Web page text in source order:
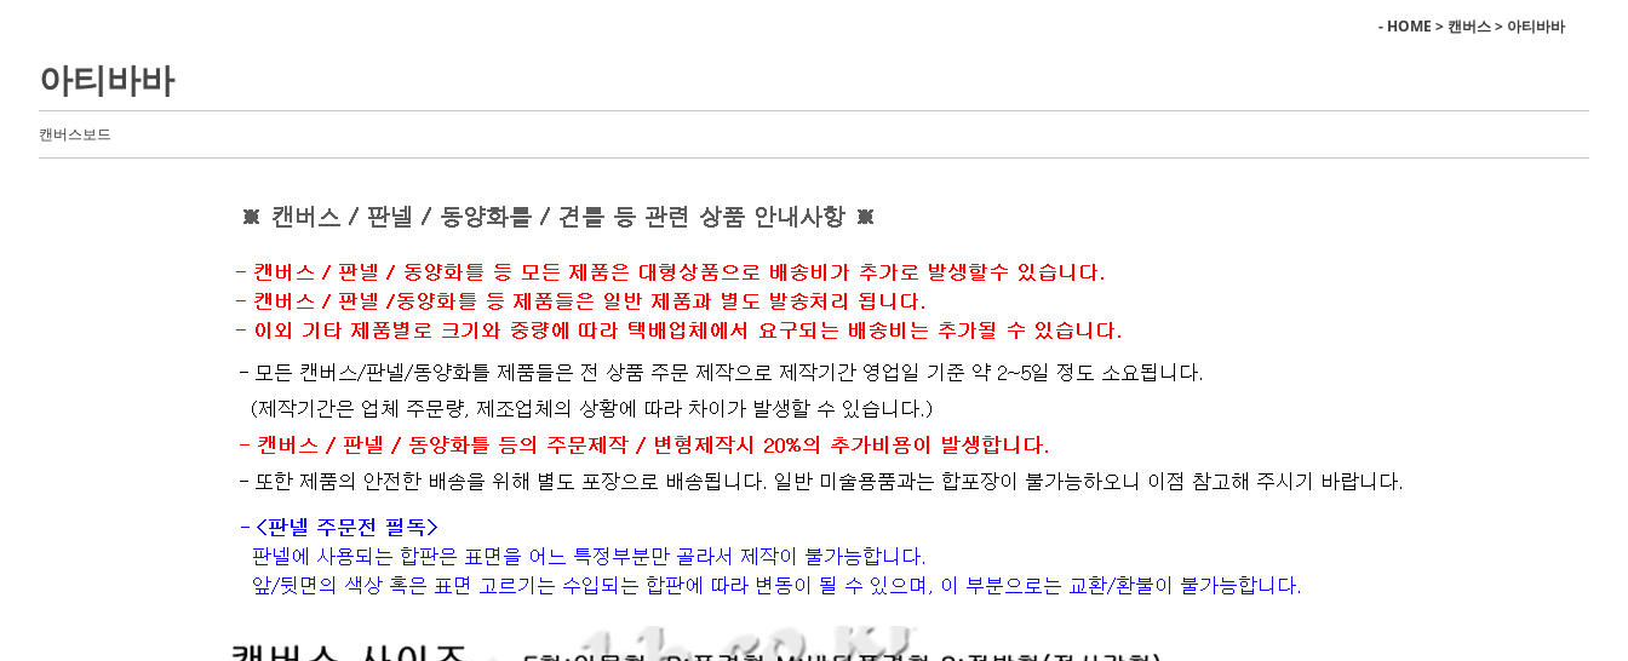
- HOME > 캔버스> 아티바바
아티바바
캔버스보드